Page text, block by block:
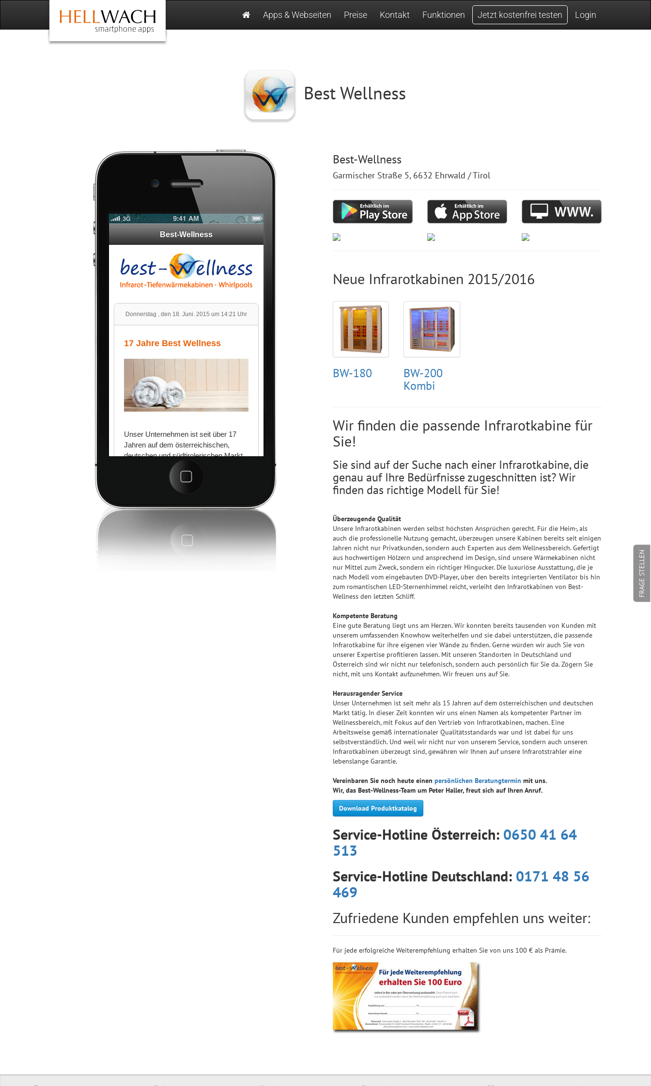
Apps & Webseiten Preise Kontakt Funktionen Jetzt kostenfrei testen Login
Best Wellness
Best-Wellness
Garmischer Straße 5, 6632 Ehrwald / Tirol
Neue Infrarotkabinen 2015/2016
BW-180
BW-200
Kombi
Wir finden die passende Infrarotkabine für
Sie!
Sie sind auf der Suche nach einer Infrarotkabine, die
genau auf Ihre Bedürfnisse zugeschnitten ist? Wir
finden das richtige Modell für Sie!
Überzeugende Qualität
Unsere Infrarotkabinen werden selbst höchsten Ansprüchen gerecht. Für die Heim-, als
auch die professionelle Nutzung gemacht, überzeugen unsere Kabinen bereits seit einigen
Jahren nicht nur Privatkunden, sondern auch Experten aus dem Wellnessbereich. Gefertigt
aus hochwertigen Hölzern und ansprechend im Design, sind unsere Wärmekabinen nicht
nur Mittel zum Zweck, sondern ein richtiger Hingucker. Die luxuriöse Ausstattung, die je
nach Modell vom eingebauten DVD-Player, über den bereits integrierten Ventilator bis hin
zum romantischen LED-Sternenhimmel reicht, verleiht den Infrarotkabinen von Best-
Wellness den letzten Schliff.
Kompetente Beratung
Eine gute Beratung liegt uns am Herzen. Wir konnten bereits tausenden von Kunden mit
unserem umfassenden Knowhow weiterhelfen und sie dabei unterstützen, die passende
Infrarotkabine für ihre eigenen vier Wände zu finden. Gerne würden wir auch Sie von
unserer Expertise profitieren lassen. Mit unseren Standorten in Deutschland und
Österreich sind wir nicht nur telefonisch, sondern auch persönlich für Sie da. Zögern Sie
nicht, mit uns Kontakt aufzunehmen. Wir freuen uns auf Sie.
Herausragender Service
Unser Unternehmen ist seit mehr als 15 Jahren auf dem österreichischen und deutschen
Markt tätig. In dieser Zeit konnten wir uns einen Namen als kompetenter Partner im
Wellnessbereich, mit Fokus auf den Vertrieb von Infrarotkabinen, machen. Eine
Arbeitsweise gemäß internationaler Qualitätsstandards war und ist dabei für uns
selbstverständlich. Und weil wir nicht nur von unserem Service, sondern auch unseren
Infrarotkabinen überzeugt sind, gewähren wir Ihnen auf unsere Infrarotstrahler eine
lebenslange Garantie.
Vereinbaren Sie noch heute einen persönlichen Beratungtermin mit uns.
Wir, das Best-Wellness-Team um Peter Haller, freut sich auf Ihren Anruf.
Download Produktkatalog
Service-Hotline Österreich: 0650 41 64
513
Service-Hotline Deutschland: 0171 48 56
469
Zufriedene Kunden empfehlen uns weiter:
Für jede erfolgreiche Weiterempfehlung erhalten Sie von uns 100 € als Prämie.
FRAGE STELLEN